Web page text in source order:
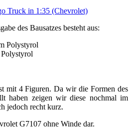
Truck in 1:35 (Chevrolet)
des Bausatzes besteht aus:
Polystyrol
Polystyrol
mit 4 Figuren. Da wir die Formen des
haben zeigen wir diese nochmal im
jedoch recht kurz.
G7107 ohne Winde dar.